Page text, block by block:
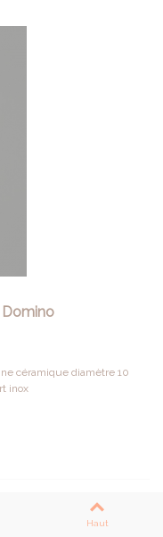
Domino
céramique diamètre 10
inox
Haut